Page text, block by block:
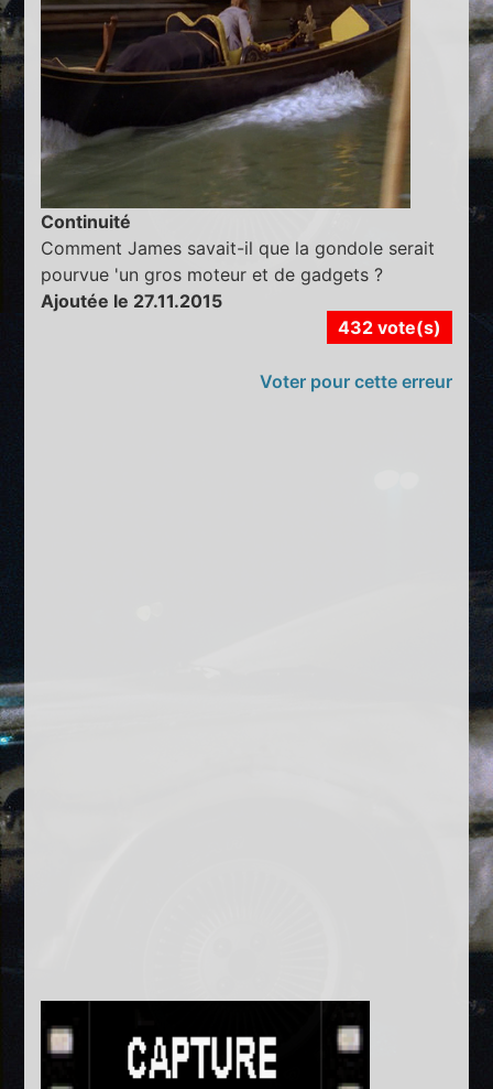
Continuité
Comment James savait-il que la gondole serait
pourvue 'un gros moteur et de gadgets ?
Ajoutée le 27.11.2015
432 vote(s)
Voter pour cette erreur